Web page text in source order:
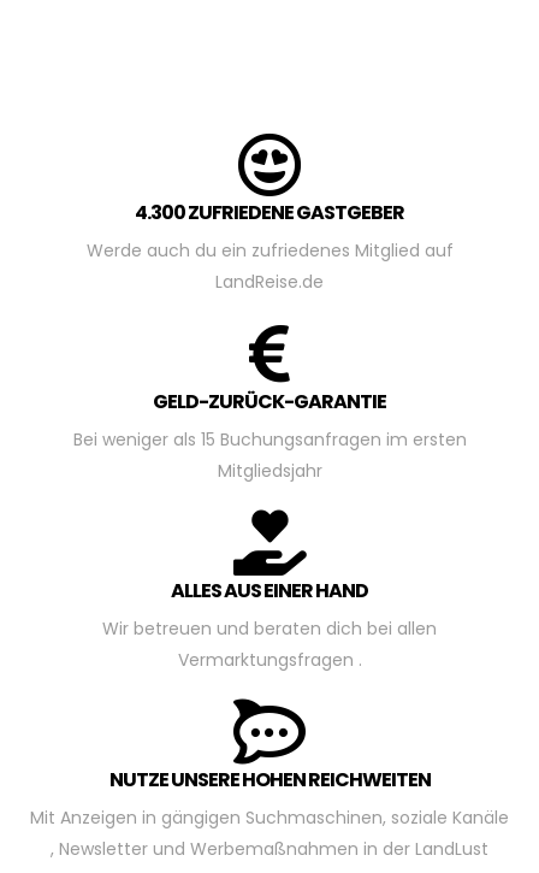
4.300 ZUFRIEDENE GASTGEBER
Werde auch du ein zufriedenes Mitglied auf
LandReise.de
GELD-ZURÜCK-GARANTIE
Bei weniger als 15 Buchungsanfragen im ersten
Mitgliedsjahr
ALLES AUS EINER HAND
Wir betreuen und beraten dich bei allen
Vermarktungsfragen .
NUTZE UNSERE HOHEN REICHWEITEN
Mit Anzeigen in gängigen Suchmaschinen, soziale Kanäle
, Newsletter und Werbemaßnahmen in der LandLust